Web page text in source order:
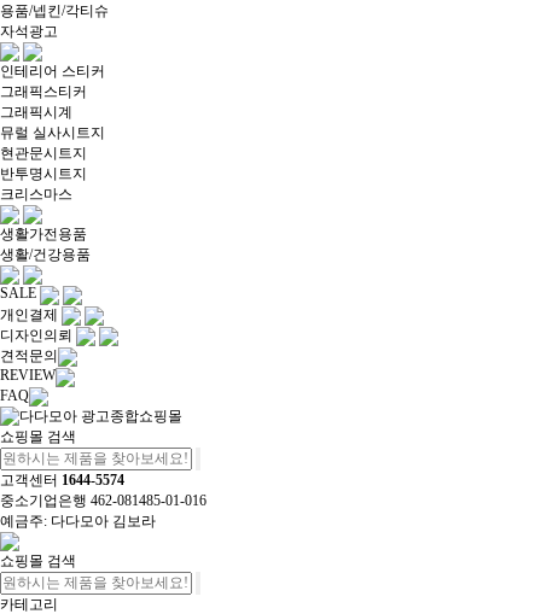
용품/넵킨/각티슈
자석광고
인테리어 스티커
그래픽스티커
그래픽시계
뮤럴 실사시트지
현관문시트지
반투명시트지
크리스마스
생활가전용품
생활/건강용품
SALE
개인결제
디자인의뢰
견적문의
REVIEW
FAQ
쇼핑몰 검색
고객센터 1644-5574
중소기업은행 462-081485-01-016
예금주: 다다모아 김보라
쇼핑몰 검색
카테고리